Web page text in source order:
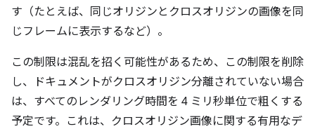
す（たとえば、同じオリジンとクロスオリジンの画像を同
じフレームに表示するなど）。
この制限は混乱を招く可能性があるため、この制限を削除
し、ドキュメントがクロスオリジン分離されていない場合
は、すべてのレンダリング時間を 4 ミリ秒単位で粗くする
予定です。これは、クロスオリジン画像に関する有用なデ